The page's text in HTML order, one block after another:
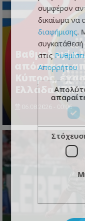
Βαθμολογία
απόσταση
Κύπρος,
Ελλάδα
06.08.2026 - 00:06
συμφέρον
δικαίωμα να
διαφήμισης.
στις
Απορρήτου